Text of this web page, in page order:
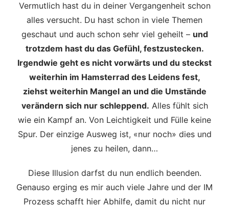
Vermutlich hast du in deiner Vergangenheit schon
alles versucht. Du hast schon in viele Themen
geschaut und auch schon sehr viel geheilt – und
trotzdem hast du das Gefühl, festzustecken.
Irgendwie geht es nicht vorwärts und du steckst
weiterhin im Hamsterrad des Leidens fest,
ziehst weiterhin Mangel an und die Umstände
verändern sich nur schleppend. Alles fühlt sich
wie ein Kampf an. Von Leichtigkeit und Fülle keine
Spur. Der einzige Ausweg ist, «nur noch» dies und
jenes zu heilen, dann…
Diese Illusion darfst du nun endlich beenden.
Genauso erging es mir auch viele Jahre und der IM
Prozess schafft hier Abhilfe, damit du nicht nur